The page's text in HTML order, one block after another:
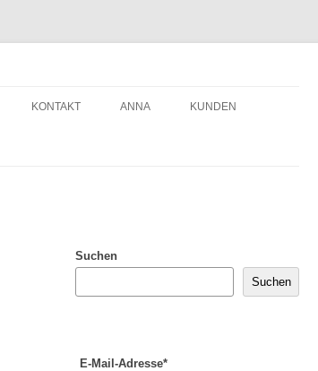
KONTAKT ANNA KUNDEN
Suchen
Suchen
E-Mail-Adresse*